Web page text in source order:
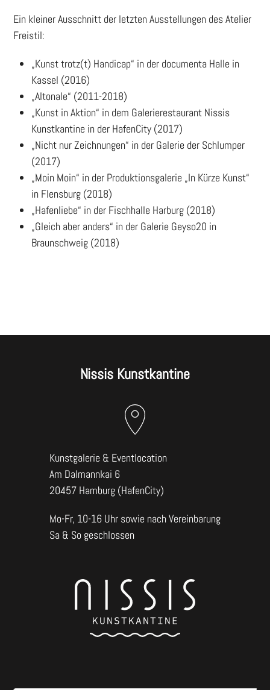
Ein kleiner Ausschnitt der letzten Ausstellungen des Atelier
Freistil:
„Kunst trotz(t) Handicap“ in der documenta Halle in
Kassel (2016)
„Altonale“ (2011-2018)
„Kunst in Aktion“ in dem Galerierestaurant Nissis
Kunstkantine in der HafenCity (2017)
„Nicht nur Zeichnungen“ in der Galerie der Schlumper
(2017)
„Moin Moin“ in der Produktionsgalerie „In Kürze Kunst“
in Flensburg (2018)
„Hafenliebe“ in der Fischhalle Harburg (2018)
„Gleich aber anders“ in der Galerie Geyso20 in
Braunschweig (2018)
Nissis Kunstkantine
Kunstgalerie & Eventlocation
Am Dalmannkai 6
20457 Hamburg (HafenCity)
Mo-Fr, 10-16 Uhr sowie nach Vereinbarung
Sa & So geschlossen